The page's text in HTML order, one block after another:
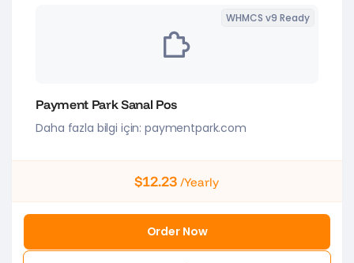
WHMCS v9 Ready
Payment Park Sanal Pos
Daha fazla bilgi için: paymentpark.com
$12.23 /Yearly
Order Now